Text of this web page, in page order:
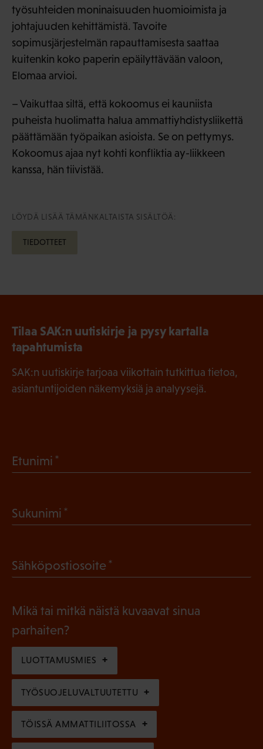
työsuhteiden moninaisuuden huomioimista ja
johtajuuden kehittämistä. Tavoite
sopimusjärjestelmän rapauttamisesta saattaa
kuitenkin koko paperin epäilyttävään valoon,
Elomaa arvioi.
– Vaikuttaa siltä, että kokoomus ei kauniista
puheista huolimatta halua ammattiyhdistysliikettä
päättämään työpaikan asioista. Se on pettymys.
Kokoomus ajaa nyt kohti konfliktia ay-liikkeen
kanssa, hän tiivistää.
LÖYDÄ LISÄÄ TÄMÄNKALTAISTA SISÄLTÖÄ:
TIEDOTTEET
Tilaa SAK:n uutiskirje ja pysy kartalla
tapahtumista
SAK:n uutiskirje tarjoaa viikottain tutkittua tietoa,
asiantuntijoiden näkemyksiä ja analyysejä.
Etunimi
l
n
e
)
Sukunimi
k
l
i
n
e
n
)
Sähköpostiosoite
l
i
n
e
Mikä tai mitkä näistä kuvaavat sinua
parhaiten?
LUOTTAMUSMIES
TYÖSUOJELUVALTUUTETTU
TÖISSÄ AMMATTILIITOSSA